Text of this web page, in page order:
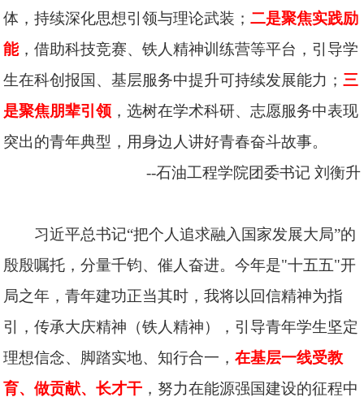
体，持续深化思想引领与理论武装；二是聚焦实践励
能，借助科技竞赛、铁人精神训练营等平台，引导学
生在科创报国、基层服务中提升可持续发展能力；三
是聚焦朋辈引领 ，选树在学术科研、志愿服务中表现
突出的青年典型，用身边人讲好青春奋斗故事。
--石油工程学院团委书记 刘衡升
习近平总书记“把个人追求融入国家发展大局”的
殷殷嘱托，分量千钧、催人奋进。今年是"十五五"开
局之年，青年建功正当其时，我将以回信精神为指
引，传承大庆精神（铁人精神），引导青年学生坚定
理想信念、脚踏实地、知行合一，在基层一线受教
育、做贡献、长才干 ，努力在能源强国建设的征程中